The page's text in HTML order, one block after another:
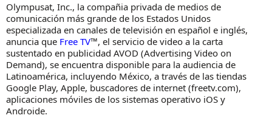
Olympusat, Inc., la compañia privada de medios de
comunicación más grande de los Estados Unidos
especializada en canales de televisión en español e inglés,
anuncia que Free TV™, el servicio de video a la carta
sustentado en publicidad AVOD (Advertising Video on
Demand), se encuentra disponible para la audiencia de
Latinoamérica, incluyendo México, a través de las tiendas
Google Play, Apple, buscadores de internet (freetv.com),
aplicaciones móviles de los sistemas operativo iOS y
Androide.